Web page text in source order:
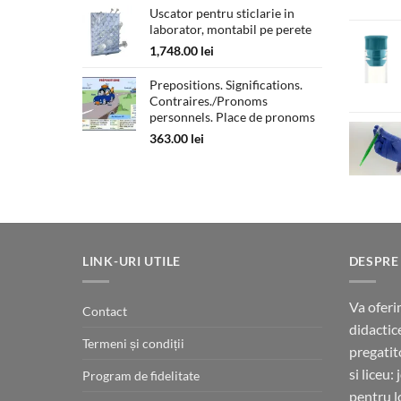
180.00 lei
până
Uscator pentru sticlarie in
laborator, montabil pe perete
1,748.00 lei
Prepositions. Significations.
Contraires./Pronoms
personnels. Place de pronoms
363.00 lei
LINK-URI UTILE
Contact
Termeni și condiții
Program de fidelitate
Va
si liceu:
pentru